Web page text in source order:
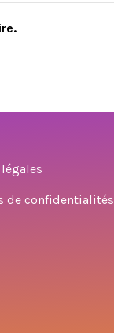
de confidentialités